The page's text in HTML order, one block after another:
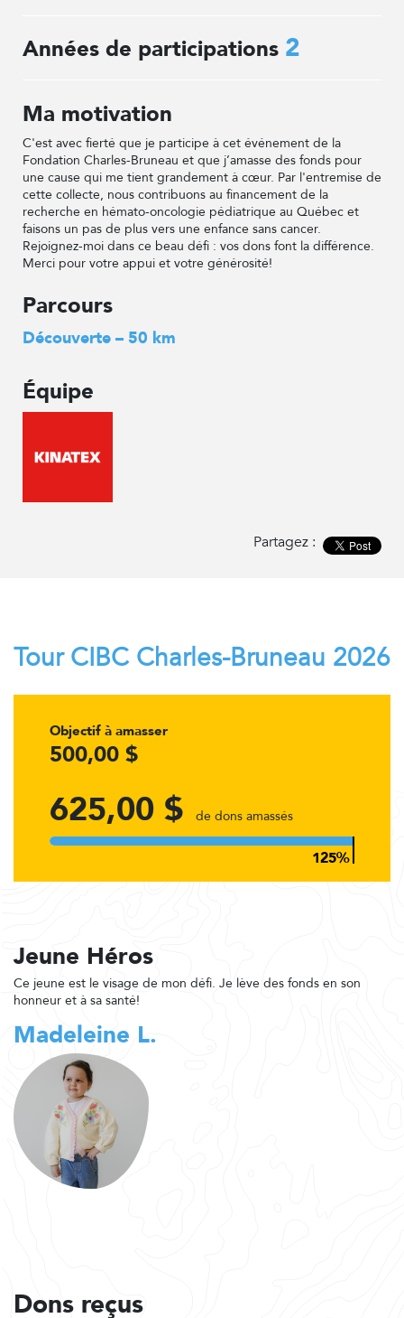
Années de participations 2
Ma motivation
C'est avec fierté que je participe à cet événement de la
Fondation Charles-Bruneau et que j’amasse des fonds pour
une cause qui me tient grandement à cœur. Par l'entremise de
cette collecte, nous contribuons au financement de la
recherche en hémato-oncologie pédiatrique au Québec et
faisons un pas de plus vers une enfance sans cancer.
Rejoignez-moi dans ce beau défi : vos dons font la différence.
Merci pour votre appui et votre générosité!
Parcours
Découverte – 50 km
Équipe
Partagez :
Tour CIBC Charles-Bruneau 2026
Objectif à amasser
500,00 $
625,00 $ de dons amassés
Jeune Héros
Ce jeune est le visage de mon défi. Je lève des fonds en son
honneur et à sa santé!
Madeleine L.
Dons reçus